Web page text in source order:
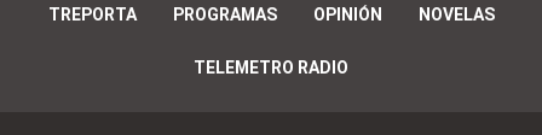
TREPORTA PROGRAMAS OPINIÓN NOVELAS
TELEMETRO RADIO